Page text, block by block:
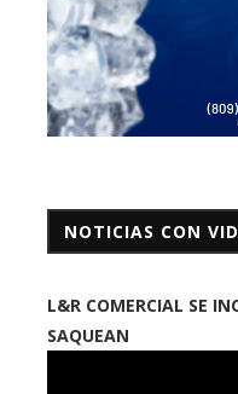
NOTICIAS CON
L&R COMERCIAL SE
SAQUEAN